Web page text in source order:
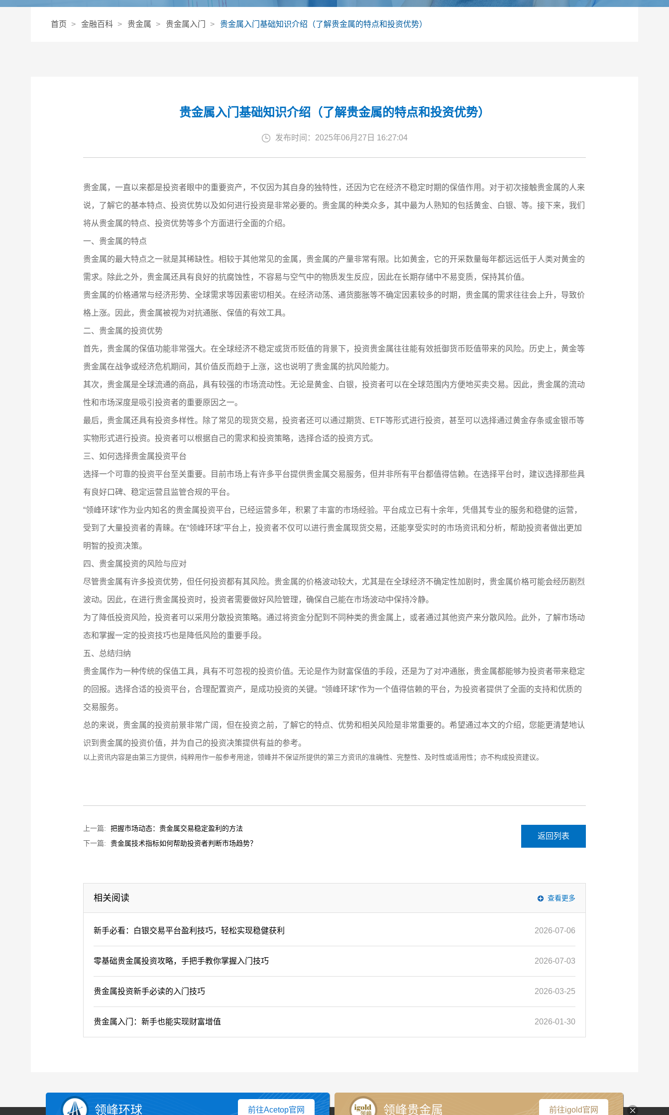
首页 金融百科 贵金属 贵金属入门 贵金属入门基础知识介绍（了解贵金属的特点和投资优势）
贵金属入门基础知识介绍（了解贵金属的特点和投资优势）
发布时间：2025年06月27日 16:27:04
贵金属，一直以来都是投资者眼中的重要资产，不仅因为其自身的独特性，还因为它在经济不稳定时期的保值作用。对于初次接触贵金属的人来
说，了解它的基本特点、投资优势以及如何进行投资是非常必要的。贵金属的种类众多，其中最为人熟知的包括黄金、白银、等。接下来，我们
将从贵金属的特点、投资优势等多个方面进行全面的介绍。
一、贵金属的特点
贵金属的最大特点之一就是其稀缺性。相较于其他常见的金属，贵金属的产量非常有限。比如黄金，它的开采数量每年都远远低于人类对黄金的
需求。除此之外，贵金属还具有良好的抗腐蚀性，不容易与空气中的物质发生反应，因此在长期存储中不易变质，保持其价值。
贵金属的价格通常与经济形势、全球需求等因素密切相关。在经济动荡、通货膨胀等不确定因素较多的时期，贵金属的需求往往会上升，导致价
格上涨。因此，贵金属被视为对抗通胀、保值的有效工具。
二、贵金属的投资优势
首先，贵金属的保值功能非常强大。在全球经济不稳定或货币贬值的背景下，投资贵金属往往能有效抵御货币贬值带来的风险。历史上，黄金等
贵金属在战争或经济危机期间，其价值反而趋于上涨，这也说明了贵金属的抗风险能力。
其次，贵金属是全球流通的商品，具有较强的市场流动性。无论是黄金、白银，投资者可以在全球范围内方便地买卖交易。因此，贵金属的流动
性和市场深度是吸引投资者的重要原因之一。
最后，贵金属还具有投资多样性。除了常见的现货交易，投资者还可以通过期货、ETF等形式进行投资，甚至可以选择通过黄金存条或金银币等
实物形式进行投资。投资者可以根据自己的需求和投资策略，选择合适的投资方式。
三、如何选择贵金属投资平台
选择一个可靠的投资平台至关重要。目前市场上有许多平台提供贵金属交易服务，但并非所有平台都值得信赖。在选择平台时，建议选择那些具
有良好口碑、稳定运营且监管合规的平台。
“领峰环球”作为业内知名的贵金属投资平台，已经运营多年，积累了丰富的市场经验。平台成立已有十余年，凭借其专业的服务和稳健的运营，
受到了大量投资者的青睐。在“领峰环球”平台上，投资者不仅可以进行贵金属现货交易，还能享受实时的市场资讯和分析，帮助投资者做出更加
明智的投资决策。
四、贵金属投资的风险与应对
尽管贵金属有许多投资优势，但任何投资都有其风险。贵金属的价格波动较大，尤其是在全球经济不确定性加剧时，贵金属价格可能会经历剧烈
波动。因此，在进行贵金属投资时，投资者需要做好风险管理，确保自己能在市场波动中保持冷静。
为了降低投资风险，投资者可以采用分散投资策略。通过将资金分配到不同种类的贵金属上，或者通过其他资产来分散风险。此外，了解市场动
态和掌握一定的投资技巧也是降低风险的重要手段。
五、总结归纳
贵金属作为一种传统的保值工具，具有不可忽视的投资价值。无论是作为财富保值的手段，还是为了对冲通胀，贵金属都能够为投资者带来稳定
的回报。选择合适的投资平台，合理配置资产，是成功投资的关键。“领峰环球”作为一个值得信赖的平台，为投资者提供了全面的支持和优质的
交易服务。
总的来说，贵金属的投资前景非常广阔，但在投资之前，了解它的特点、优势和相关风险是非常重要的。希望通过本文的介绍，您能更清楚地认
识到贵金属的投资价值，并为自己的投资决策提供有益的参考。
以上资讯内容是由第三方提供，纯粹用作一般参考用途，领峰并不保证所提供的第三方资讯的准确性、完整性、及时性或适用性；亦不构成投资建议。
上一篇:
把握市场动态：贵金属交易稳定盈利的方法
下一篇:
贵金属技术指标如何帮助投资者判断市场趋势？
返回列表
相关阅读 查看更多
新手必看：白银交易平台盈利技巧，轻松实现稳健获利 2026-07-06
零基础贵金属投资攻略，手把手教你掌握入门技巧 2026-07-03
贵金属投资新手必读的入门技巧 2026-03-25
贵金属入门：新手也能实现财富增值 2026-01-30
领峰环球 前往Acetop官网 领峰贵金属 前往igold官网